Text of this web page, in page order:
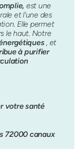
est une
et l'une des
Elle permet
le haut. Notre
, et
à purifier
votre santé
72000 canaux